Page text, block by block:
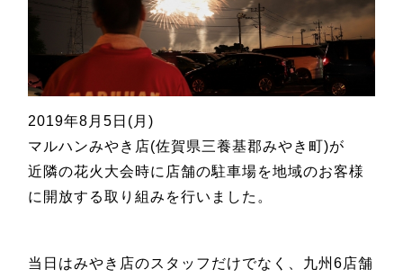
2019年8 月5 日 ( 月)
マルハンみやき店(佐賀県三養基郡みやき町)が
近隣の花火大会時に店舗の駐車場を地域のお客様
に開放する取り組みを行いました。
当日はみやき店のスタッフだけでなく、九州6店舗